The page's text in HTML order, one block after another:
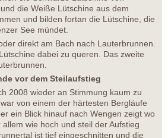
die Weiße Lütschine aus dem
und bilden fortan die Lütschine, die
See mündet.
direkt am Bach nach Lauterbrunnen.
dabei zu queren. Das zweite
vor dem Steilaufstieg
2008 wieder an Stimmung kaum zu
von einem der härtesten Bergläufe
ein Blick hinauf nach Wengen zeigt wo
wie hoch und steil der Aufstieg
ist tief eingeschnitten und die